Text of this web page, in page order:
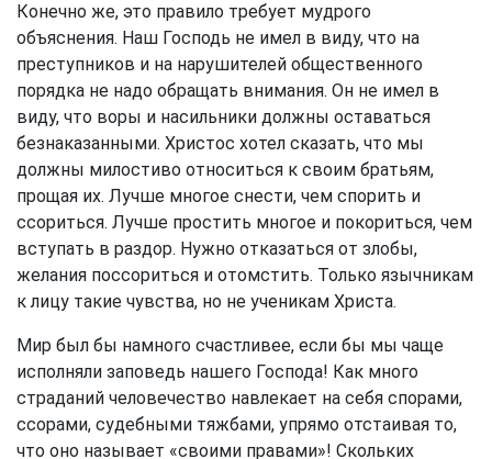
Конечно же, это правило требует мудрого
объяснения. Наш Господь не имел в виду, что на
преступников и на нарушителей общественного
порядка не надо обращать внимания. Он не имел в
виду, что воры и насильники должны оставаться
безнаказанными. Христос хотел сказать, что мы
должны милостиво относиться к своим братьям,
прощая их. Лучше многое снести, чем спорить и
ссориться. Лучше простить многое и покориться, чем
вступать в раздор. Нужно отказаться от злобы,
желания поссориться и отомстить. Только язычникам
к лицу такие чувства, но не ученикам Христа.
Мир был бы намного счастливее, если бы мы чаще
исполняли заповедь нашего Господа! Как много
страданий человечество навлекает на себя спорами,
ссорами, судебными тяжбами, упрямо отстаивая то,
что оно называет «своими правами»! Скольких